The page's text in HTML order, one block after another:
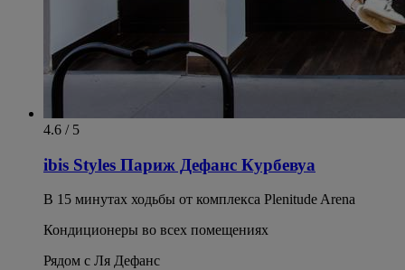
4.6 / 5
ibis Styles Париж Дефанс Курбевуа
В 15 минутах ходьбы от комплекса Plenitude Arena
Кондиционеры во всех помещениях
Рядом с Ля Дефанс